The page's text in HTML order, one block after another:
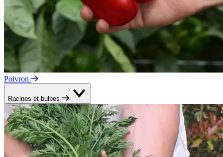
Poivron
Racines et bulbes